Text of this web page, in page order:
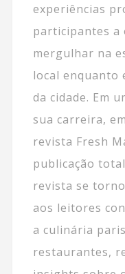
experiências
participantes a
mergulhar na
local enquanto
da cidade. Em
sua carreira,
revista Fresh
publicação
revista se
aos leitores
a culinária
restaurantes,